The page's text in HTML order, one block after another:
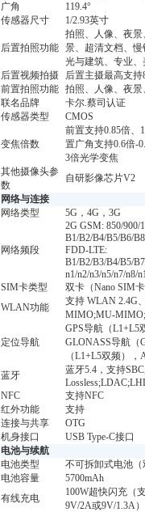
广角
119.4°
传感器尺寸
1/2.93英寸
后置拍照功能
拍照、人像、夜
景、超清文档、
光与建筑、专业
后置视频拍摄
后置主摄最高支
前置拍照功能 拍照、人像、夜
联名品牌
卡尔.蔡司认证
传感器类型
CMOS
变焦倍数
前置支持0.85倍、
置广角支持0.6倍-
3倍光学变焦
其他摄像头参
数
自研影像芯片V2
网络与连接
网络类型
5G，4G，3G
网络频段
2G GSM: 850/
B1/B2/B4/B5/B6/
FDD-LTE:
B1/B2/B3/B4/B5/
n1/n2/n3/n5/n7/n8/
SIM卡类型
双卡（Nano SIM卡
WLAN功能
支持 WLAN 2.4G
MIMO;MU-
定位导航
GPS导航（L1+L5
GLONASS导航（
（L1+L5双频）
蓝牙
蓝牙5.4，支持
NFC
支持NFC
红外功能
支持
连接与共享
OTG
机身接口
USB Type-C接口
电池与续航
电池类型
不可拆卸式电池（
电池容量
5700mAh
有线充电
100W超快闪充（
9V/2A或9V/1.3A）